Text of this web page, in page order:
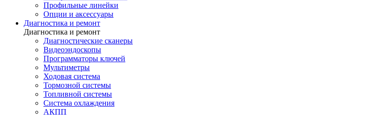
Профильные линейки
Опции и аксессуары
Диагностика и ремонт
Диагностика и ремонт
Диагностические сканеры
Видеоэндоскопы
Программаторы ключей
Мультиметры
Ходовая система
Тормозной системы
Топливной системы
Система охлаждения
АКПП